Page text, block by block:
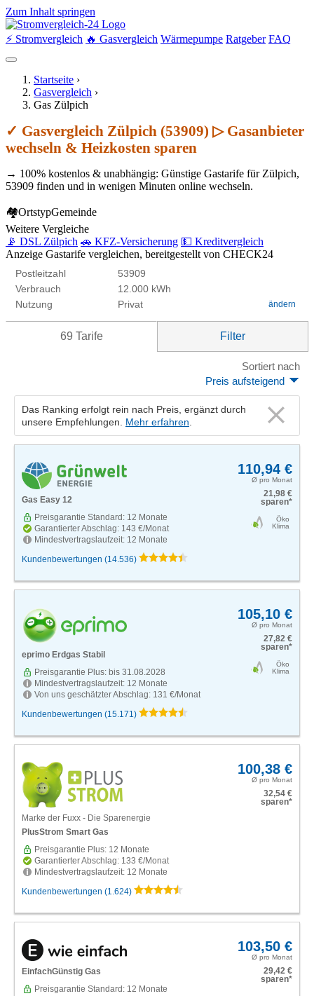
Zum Inhalt springen
⚡ Stromvergleich 🔥 Gasvergleich Wärmepumpe Ratgeber FAQ
Startseite ›
Gasvergleich ›
Gas Zülpich
✓ Gasvergleich Zülpich (53909) ▷ Gasanbieter
wechseln & Heizkosten sparen
→ 100% kostenlos & unabhängig: Günstige Gastarife für Zülpich,
53909 finden und in wenigen Minuten online wechseln.
🏘OrtstypGemeinde
Weitere Vergleiche
📡 DSL Zülpich 🚗 KFZ-Versicherung 💵 Kreditvergleich
Anzeige Gastarife vergleichen, bereitgestellt von CHECK24